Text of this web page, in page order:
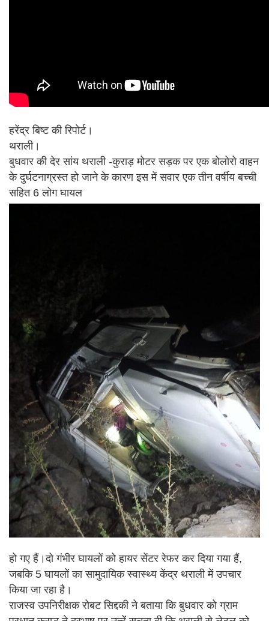
हरेंद्र बिष्ट की रिपोर्ट।
थराली।
बुधवार की देर सांय थराली -कुराड़ मोटर सड़क पर एक बोलोरो वाहन
के दुर्घटनाग्रस्त हो जाने के कारण इस में सवार एक तीन वर्षीय बच्ची
सहित 6 लोग घायल
हो गए हैं।दो गंभीर घायलों को हायर सेंटर रेफर कर दिया गया हैं,
जबकि 5 घायलों का सामुदायिक स्वास्थ्य केंद्र थराली में उपचार
किया जा रहा है।
राजस्व उपनिरीक्षक रोबट सिद्दकी ने बताया कि बुधवार को ग्राम